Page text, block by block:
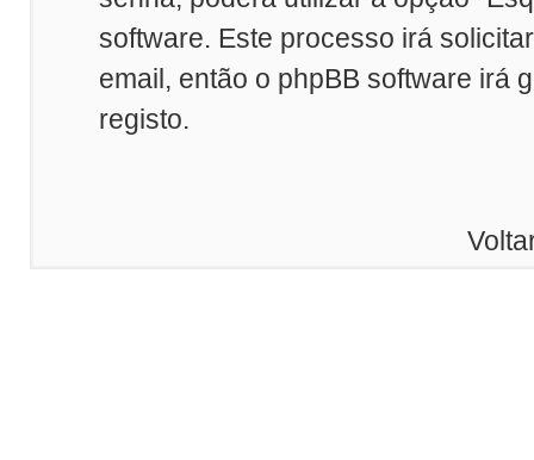
software. Este processo irá
email, então o phpBB software irá
registo.